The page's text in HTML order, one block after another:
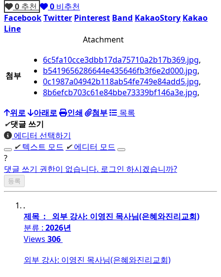
0 추천 0 비추천
FacebookTwitter Pinterest Band KakaoStory Kakao
Line
Atachment
첨부
6c5fa10cce3dbb17da75710a2b17b369.jpg,
b5419656286644e435646fb3f6e2d000.jpg,
0c1987a04942b118ab54fe749e84add5.jpg,
8b6efcb703c61e84bbe73339bf146a3e.jpg,
위로
아래로 인쇄 첨부
목록
✔댓글 쓰기
에디터 선택하기
✔텍스트 모드 ✔에디터 모드
?
댓글 쓰기 권한이 없습니다. 로그인 하시겠습니까?
제목 : 외부 강사: 이영진 목사님(은혜와진리교회)
분류 : 2026년
Views 306
외부 강사: 이영진 목사님(은혜와진리교회)